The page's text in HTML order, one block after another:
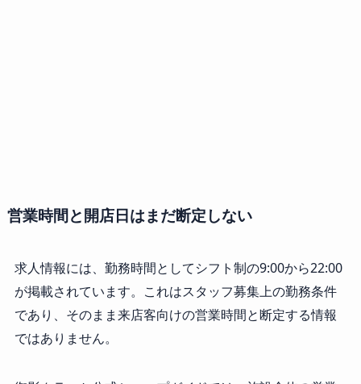
営業時間と開店日はまだ断定しない
求人情報には、勤務時間としてシフト制の9:00から22:00
が掲載されています。これはスタッフ募集上の勤務条件
であり、そのまま来店客向けの営業時間と断定する情報
ではありません。